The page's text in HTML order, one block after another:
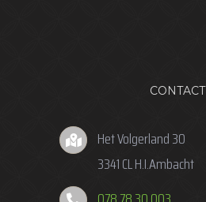
CONTACT
Het Volgerland 30
3341 CL H.I.Ambacht